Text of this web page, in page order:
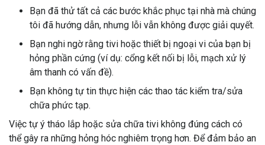
Bạn đã thử tất cả các bước khắc phục tại nhà mà chúng
tôi đã hướng dẫn, nhưng lỗi vẫn không được giải quyết.
Bạn nghi ngờ rằng tivi hoặc thiết bị ngoại vi của bạn bị
hỏng phần cứng (ví dụ: cổng kết nối bị lỗi, mạch xử lý
âm thanh có vấn đề).
Bạn không tự tin thực hiện các thao tác kiểm tra/sửa
chữa phức tạp.
Việc tự ý tháo lắp hoặc sửa chữa tivi không đúng cách có
thể gây ra những hỏng hóc nghiêm trọng hơn. Để đảm bảo an